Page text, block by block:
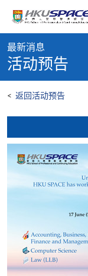
content
content
start
最新消息
活动预告
< 返回活动预告